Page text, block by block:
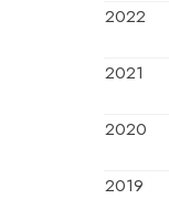
2022
2021
2020
2019